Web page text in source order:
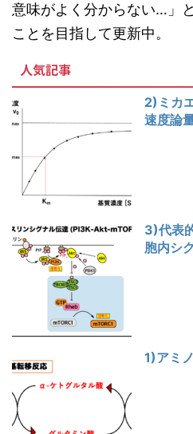
意味がよく分からない…」
ことを目指して更新中。
人気記事
2)ミカ
速度論
3)代表
胞内シ
1)アミ